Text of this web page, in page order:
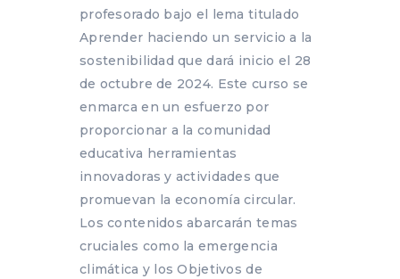
profesorado bajo el lema titulado
Aprender haciendo un servicio a la
sostenibilidad que dará inicio el 28
de octubre de 2024. Este curso se
enmarca en un esfuerzo por
proporcionar a la comunidad
educativa herramientas
innovadoras y actividades que
promuevan la economía circular.
Los contenidos abarcarán temas
cruciales como la emergencia
climática y los Objetivos de